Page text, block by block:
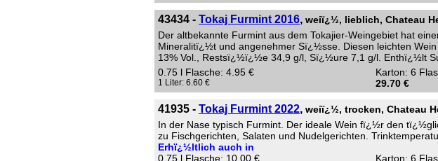
43434 - Tokaj Furmint 2016, weiï¿½, lieblich, Chateau
Der altbekannte Furmint aus dem Tokajier-Weingebiet hat
Mineralitï¿½t und angenehmer Sï¿½sse. Diesen leichten
13% Vol., Restsï¿½ï¿½e 34,9 g/l, Sï¿½ure 7,1 g/l. Enthï¿½lt
0.75 l Flasche: 4.95 €
1 Liter: 6.60 €
Karton: 6
29.70 €
41935 - Tokaj Furmint 2022, weiï¿½, trocken, Chateau
In der Nase typisch Furmint. Der ideale Wein fï¿½r den
zu Fischgerichten, Salaten und Nudelgerichten.
Erhï¿½ltlich auch in
0.75 l Flasche: 10.00 €
Karton: 6